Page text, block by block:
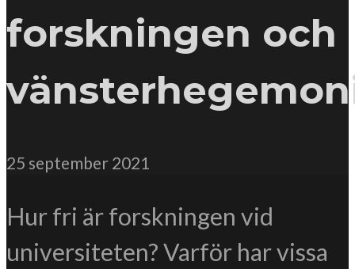
forskningen och
25 september 2021
Hur fri är forskningen vid
universiteten? Varför har vissa